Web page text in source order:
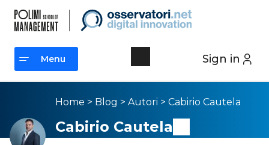
Sign in
Menu
Menu
Home > Blog > Autori > Cabirio Cautela
Cabirio Cautela